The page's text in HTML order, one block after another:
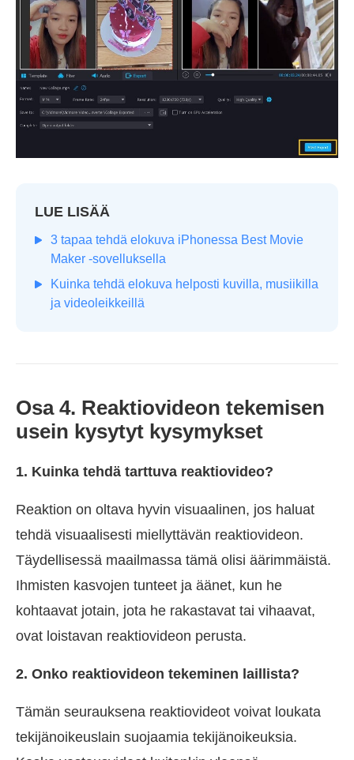
LUE LISÄÄ
3 tapaa tehdä elokuva iPhonessa Best Movie
Maker -sovelluksella
Kuinka tehdä elokuva helposti kuvilla, musiikilla
ja videoleikkeillä
Osa 4. Reaktiovideon tekemisen
usein kysytyt kysymykset
1. Kuinka tehdä tarttuva reaktiovideo?
Reaktion on oltava hyvin visuaalinen, jos haluat
tehdä visuaalisesti miellyttävän reaktiovideon.
Täydellisessä maailmassa tämä olisi äärimmäistä.
Ihmisten kasvojen tunteet ja äänet, kun he
kohtaavat jotain, jota he rakastavat tai vihaavat,
ovat loistavan reaktiovideon perusta.
2. Onko reaktiovideon tekeminen laillista?
Tämän seurauksena reaktiovideot voivat loukata
tekijänoikeuslain suojaamia tekijänoikeuksia.